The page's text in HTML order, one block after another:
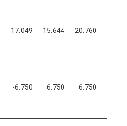
17.049 15.644 20.760
-6.750 6.750 6.750